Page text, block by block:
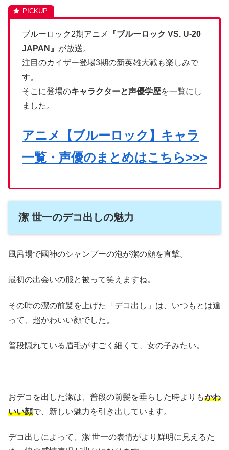
ブルーロック2期アニメ
『ブルーロック VS. U-20
JAPAN』 が放送。
注目のカイザー登場3期の新英雄大戦も楽しみで
す。
そこに登場のキャラクターと声優学歴を一覧にし
ました。
アニメ【ブルーロック】キャラ
一覧・声優のまとめはこちら>>>
潔 世一のデコ出しの魅力
風呂場で國神のシャンプーの泡が潔の顔を直撃。
最初の出会いの服と被って笑えますね。
その時の潔の前髪を上げた「デコ出し」は、いつもとは違
って、超かわいい顔でした。
普段隠れている眉毛がすごく細くて、女の子みたい。
おデコを出した潔は、普段の前髪を垂らした時よりもかわ
いい顔で、新しい魅力を引き出しています。
デコ出しによって、潔 世一の表情がより鮮明に見えるた